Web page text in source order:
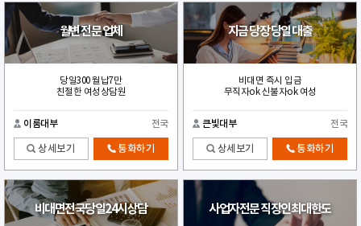
월변 전문 업체
당일300 월납7만
친절한 여성상담원
이룸대부 전국
상세보기 통화하기
지금 당장 당일 대출
비대면 즉시 입금
무직자ok 신불자ok 여성
큰빛대부 전국
상세보기 통화하기
비대면전국당일24시상담 사업자전문 직장인최대한도